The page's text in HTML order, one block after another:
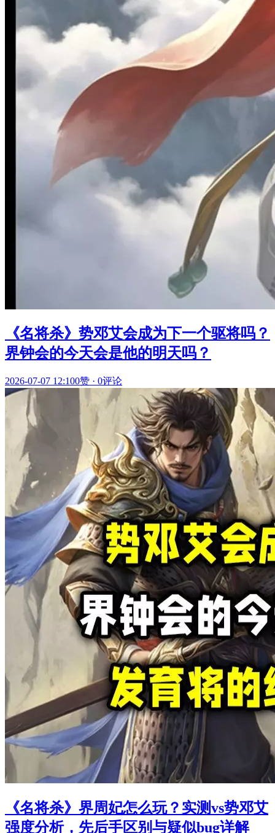
《名将杀》势邓艾会成为下一个驱将吗？
界钟会的今天会是他的明天吗？
2026-07-07 12:100赞 · 0评论
《名将杀》界周妃怎么玩？实测vs势邓艾
强度分析，先后手区别与疑似bug详解